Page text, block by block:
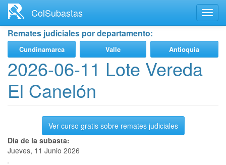
contenido
principal
ColSubastas
Remates judiciales por departamento:
Cundinamarca Valle Antioquia
2026-06-11 Lote Vereda
El Canelón
Ver curso gratis sobre remates judiciales
Día de la subasta:
Jueves, 11 Junio 2026